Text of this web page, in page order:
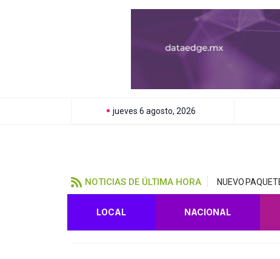
jueves 6 agosto, 2026
NOTICIAS DE ÚLTIMA HORA NUEVO
LOCAL NACIONAL